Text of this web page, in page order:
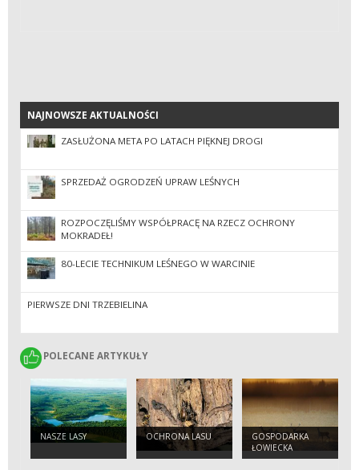
NAJNOWSZE AKTUALNOŚCI
NAJNOWSZE AKTUALNOŚCI
ZASŁUŻONA META PO LATACH PIĘKNEJ DROGI
SPRZEDAŻ OGRODZEŃ UPRAW LEŚNYCH
ROZPOCZĘLIŚMY WSPÓŁPRACĘ NA RZECZ OCHRONY
MOKRADEŁ!
80-LECIE TECHNIKUM LEŚNEGO W WARCINIE
PIERWSZE DNI TRZEBIELINA
POLECANE ARTYKUŁY
POLECANE ARTYKUŁY
NASZE LASY OCHRONA LASU
GOSPODARKA
ŁOWIECKA